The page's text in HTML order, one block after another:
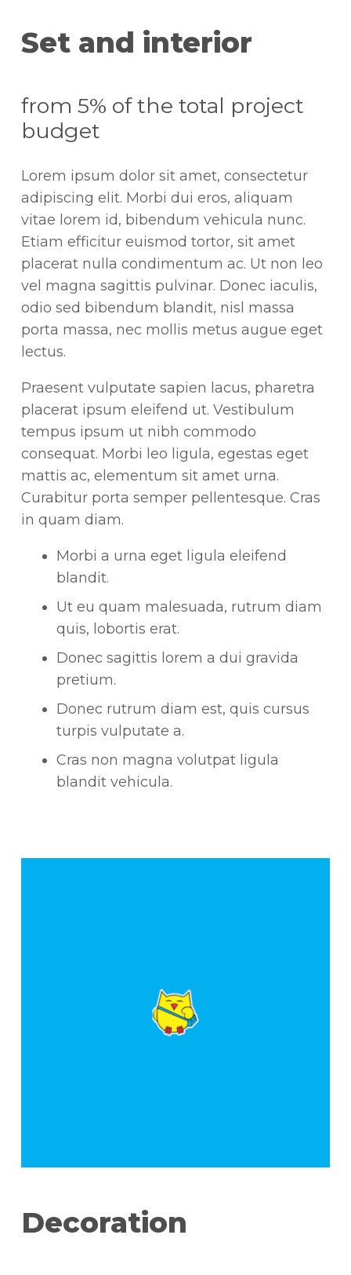
Set and interior
from 5% of the total project
budget
Lorem ipsum dolor sit amet, consectetur
adipiscing elit. Morbi dui eros, aliquam
vitae lorem id, bibendum vehicula nunc.
Etiam efficitur euismod tortor, sit amet
placerat nulla condimentum ac. Ut non leo
vel magna sagittis pulvinar. Donec iaculis,
odio sed bibendum blandit, nisl massa
porta massa, nec mollis metus augue eget
lectus.
Praesent vulputate sapien lacus, pharetra
placerat ipsum eleifend ut. Vestibulum
tempus ipsum ut nibh commodo
consequat. Morbi leo ligula, egestas eget
mattis ac, elementum sit amet urna.
Curabitur porta semper pellentesque. Cras
in quam diam.
Morbi a urna eget ligula eleifend
blandit.
Ut eu quam malesuada, rutrum diam
quis, lobortis erat.
Donec sagittis lorem a dui gravida
pretium.
Donec rutrum diam est, quis cursus
turpis vulputate a.
Cras non magna volutpat ligula
blandit vehicula.
Decoration